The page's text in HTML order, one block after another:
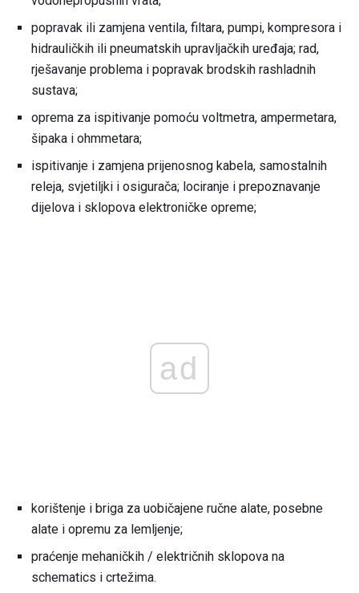
popravak ili zamjena ventila, filtara, pumpi, kompresora i
hidrauličkih ili pneumatskih upravljačkih uređaja; rad,
rješavanje problema i popravak brodskih rashladnih
sustava;
oprema za ispitivanje pomoću voltmetra, ampermetara,
šipaka i ohmmetara;
ispitivanje i zamjena prijenosnog kabela, samostalnih
releja, svjetiljki i osigurača; lociranje i prepoznavanje
dijelova i sklopova elektroničke opreme;
ad
korištenje i briga za uobičajene ručne alate, posebne
alate i opremu za lemljenje;
praćenje mehaničkih / električnih sklopova na
schematics i crtežima.